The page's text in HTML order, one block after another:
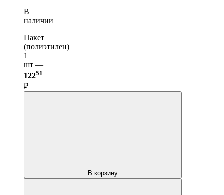
В
наличии
Пакет
(полиэтилен)
1
шт —
12251
₽
В корзину